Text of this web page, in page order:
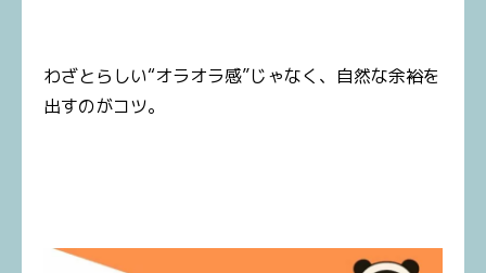
わざとらしい“オラオラ感”じゃなく、自然な余裕を
出すのがコツ。